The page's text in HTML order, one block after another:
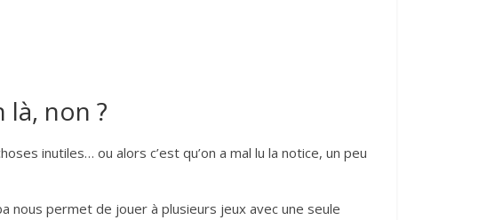
là, non ?
inutiles… ou alors c’est qu’on a mal lu la notice, un peu
nous permet de jouer à plusieurs jeux avec une seule